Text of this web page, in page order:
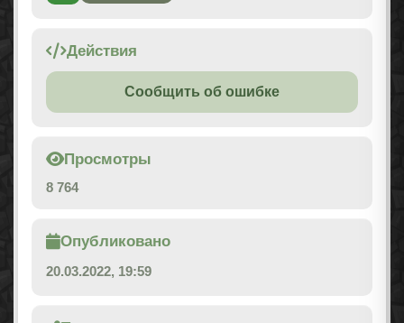
Действия
Сообщить об ошибке
Просмотры
8 764
Опубликовано
20.03.2022, 19:59